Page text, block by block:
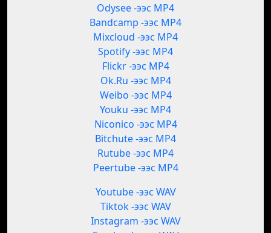
Odysee -ээс MP4
Bandcamp -ээс MP4
Mixcloud -ээс MP4
Spotify -ээс MP4
Flickr -ээс MP4
Ok.Ru -ээс MP4
Weibo -ээс MP4
Youku -ээс MP4
Niconico -ээс MP4
Bitchute -ээс MP4
Rutube -ээс MP4
Peertube -ээс MP4
Youtube -ээс WAV
Tiktok -ээс WAV
Instagram -ээс WAV